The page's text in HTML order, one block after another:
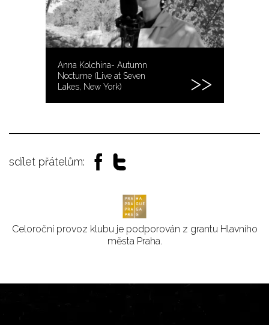
Anna Kolchina- Autumn
Nocturne (Live at Seven
Lakes, New York)
sdílet přátelům:
Celoroční provoz klubu je podporován z grantu Hlavního
města Praha.